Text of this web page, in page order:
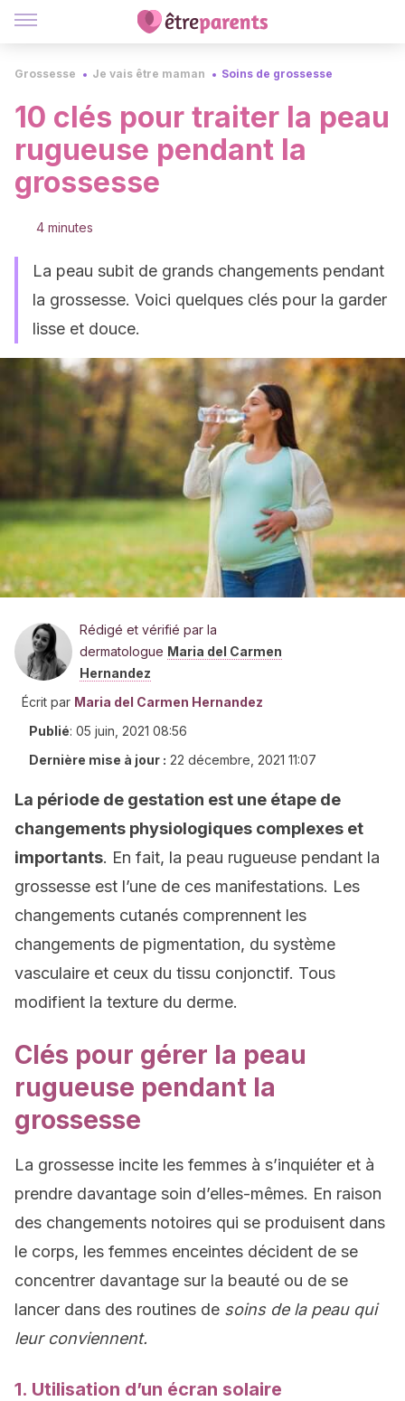
Grossesse Je vais être maman Soins de grossesse
10 clés pour traiter la peau
rugueuse pendant la
grossesse
4 minutes
La peau subit de grands changements pendant
la grossesse. Voici quelques clés pour la garder
lisse et douce.
Rédigé et vérifié par la
dermatologue Maria del Carmen
Hernandez
Écrit par Maria del Carmen Hernandez
Publié: 05 juin, 2021 08:56
Dernière mise à jour : 22 décembre, 2021 11:07
La période de gestation est une étape de
changements physiologiques complexes et
importants. En fait, la peau rugueuse pendant la
grossesse est l’une de ces manifestations. Les
changements cutanés comprennent les
changements de pigmentation, du système
vasculaire et ceux du tissu conjonctif. Tous
modifient la texture du derme.
Clés pour gérer la peau
rugueuse pendant la
grossesse
La grossesse incite les femmes à s’inquiéter et à
prendre davantage soin d’elles-mêmes. En raison
des changements notoires qui se produisent dans
le corps, les femmes enceintes décident de se
concentrer davantage sur la beauté ou de se
lancer dans des routines de soins de la peau qui
leur conviennent.
1. Utilisation d’un écran solaire